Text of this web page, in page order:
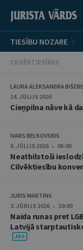
TIESĪBU NOZARE
CILVĒKTIESĪBAS
LAURA ALEKSANDRA BIŠERE
14. JŪLIJS 2026
Cieņpilna nāve kā
IVARS BELKOVSKIS
8. JŪLIJS 2026 • 08:00
Neatbilstoši
Cilvēktiesību
JURIS MARTINS
3. JŪNIJS 2026 • 10:00
Naida runas pret
Latvijā